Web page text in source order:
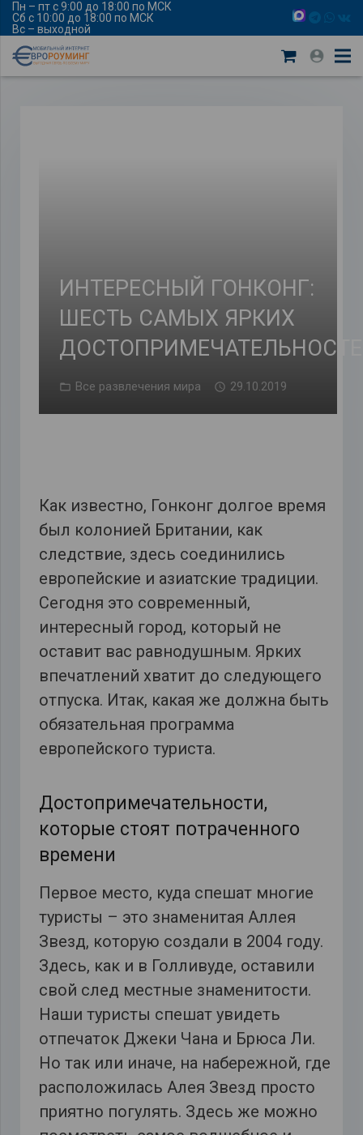
Пн – пт с 9:00 до 18:00 по МСК
Сб с 10:00 до 18:00 по МСК
Вс – выходной
ИНТЕРЕСНЫЙ ГОНКОНГ:
ШЕСТЬ САМЫХ ЯРКИХ
Все развлечения мира 29.10.2019
Как известно, Гонконг долгое время
был колонией Британии, как
следствие, здесь соединились
европейские и азиатские традиции.
Сегодня это современный,
интересный город, который не
оставит вас равнодушным. Ярких
впечатлений хватит до следующего
отпуска. Итак, какая же должна быть
обязательная программа
европейского туриста.
Достопримечательности,
которые стоят потраченного
времени
Первое место, куда спешат многие
туристы – это знаменитая Аллея
Звезд, которую создали в 2004 году.
Здесь, как и в Голливуде, оставили
свой след местные знаменитости.
Наши туристы спешат увидеть
отпечаток Джеки Чана и Брюса Ли.
Но так или иначе, на набережной, где
расположилась Алея Звезд просто
приятно погулять. Здесь же можно